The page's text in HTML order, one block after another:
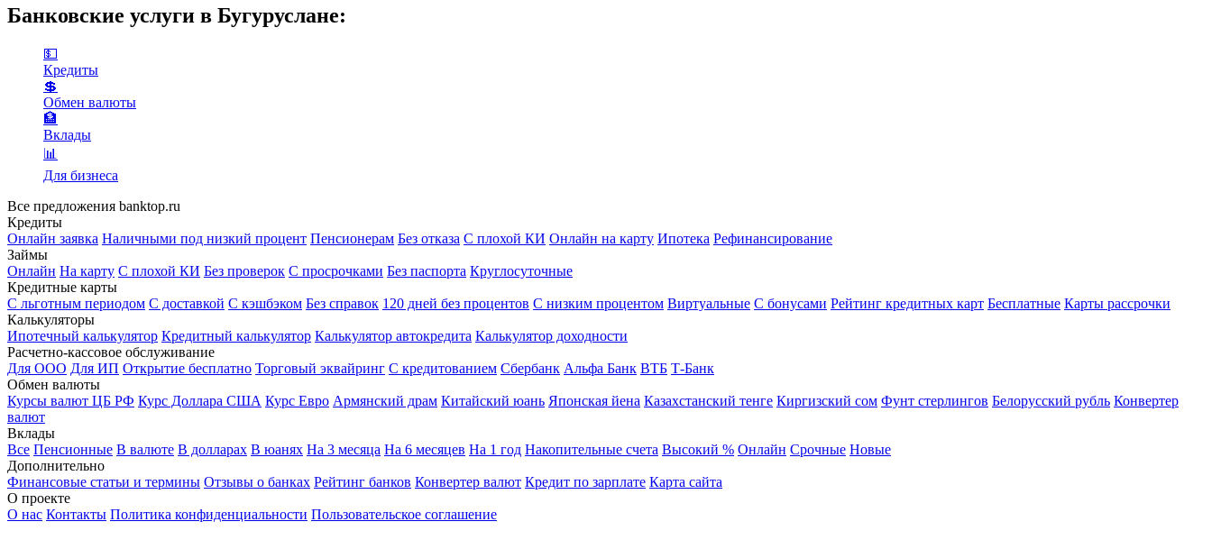
Банковские услуги в Бугуруслане:
💵
Кредиты
💲
Обмен валюты
🏦
Вклады
📊
Для бизнеса
Все предложения banktop.ru
Кредиты
Онлайн заявка Наличными под низкий процент Пенсионерам Без отказа С плохой КИ Онлайн на карту Ипотека Рефинансирование
Займы
Онлайн На карту С плохой КИ Без проверок С просрочками Без паспорта Круглосуточные
Кредитные карты
С льготным периодом С доставкой С кэшбэком Без справок 120 дней без процентов С низким процентом Виртуальные С бонусами Рейтинг кредитных карт Бесплатные Карты рассрочки
Калькуляторы
Ипотечный калькулятор Кредитный калькулятор Калькулятор автокредита Калькулятор доходности
Расчетно-кассовое обслуживание
Для ООО Для ИП Открытие бесплатно Торговый эквайринг С кредитованием Сбербанк Альфа Банк ВТБ Т-Банк
Обмен валюты
Курсы валют ЦБ РФ Курс Доллара США Курс Евро Армянский драм Китайский юань Японская йена Казахстанский тенге Киргизский сом Фунт стерлингов Белорусский рубль Конвертер
валют
Вклады
Все Пенсионные В валюте В долларах В юанях На 3 месяца На 6 месяцев На 1 год Накопительные счета Высокий % Онлайн Срочные Новые
Дополнительно
Финансовые статьи и термины Отзывы о банках Рейтинг банков Конвертер валют Кредит по зарплате Карта сайта
О проекте
О нас Контакты Политика конфиденциальности Пользовательское соглашение